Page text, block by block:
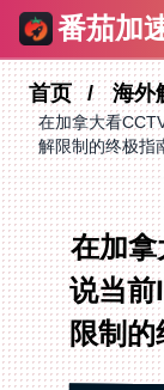
番茄加
首页 海外
在加拿大看
解限制的终极指
在加
说当
限制的